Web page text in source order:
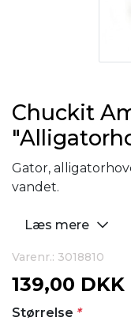
Chuckit
Gator,
vandet.
Læs mere
Varenr.: 3018810
139,00 DKK
Størrelse *